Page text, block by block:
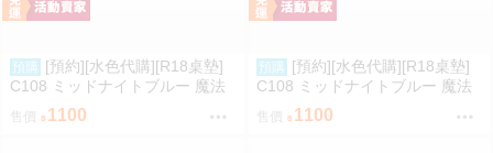
預購
[預約][水色代購][R18桌墊]
C108 ミッドナイトブルー 魔法
少女 伊莉雅&克洛伊&美遊 服從
售價 1100
預購
[預約][水色代購][R18桌墊]
C108 ミッドナイトブルー 魔法
少女 伊莉雅&克洛伊 M字腿
售價 1100